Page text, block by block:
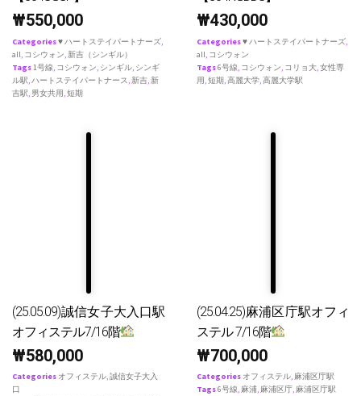
₩550,000
Categories♥ ハートステイパートナーズ,
all, コシウォン,新吉（シンギル）
Tags1号線, コシウォン, シンギル, シンギ
ル駅,ハートステイパートナース,新吉,新
吉駅, 男女共用,短期
₩430,000
Categories♥ ハートステイパートナーズ,
all, コシウォン
Tags6号線, コシウォン, コリョ大,女性専
用,短期,高麗大学,高麗大学駅
(25.05.09)誠信女子大入口駅
オフィステル7/16階
₩580,000
Categories オフィステル,誠信女子大入
口
(25.04.25)麻浦区庁駅オフィ
ステル 7/16階
₩700,000
Categories オフィステル, 麻浦区庁駅
Tags6号線, 麻浦, 麻浦区庁, 麻浦区庁駅